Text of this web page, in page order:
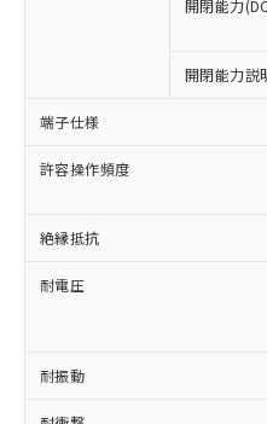
開閉能力
開閉能力説
端子仕様
許容操作頻度
絶縁抵抗
耐電圧
耐振動
ことをご了承
在庫状況およ
記載している
タに基づき作
覧された時点
準価格とは異
正式な納期状
様のお取引先
ムロン制御機
オムロン制御
販売ネ
在庫状況およ
事前の承諾な
むを得ず変更するこ
*EU RoHS指令（10物質）
鉛(Pb) 1000ppm以下、
ミウム(Cd) 100ppm以下、
六価クロム(Cr(Ⅵ))
類(PBB) 1000ppm以下、
(PBDE) 1000ppm以下、フ
ル) (DEHP)(別名：DOP)
(DIBP) 1000ppm以下
但し、RoHS指令で産業
フタル酸エステル類の４
図的な使用がないことを
「－」：未確認で
*中国RoHS10物質の基準
Pb(鉛) :1000ppm、 Hg(水
ニル類) : 1000ppm、
DBP(フタル酸ジブチル) :
イソブチル) : 1000ppm、
ル) : 1000ppm、
DEHP(フタル酸ビス(2-エ
「ｅ」：有害物質
準値以下であること
当社は、これ
為替および外
（以下｢規制
または国外へ
国政府の輸出
可)を取得する
当社は規制貨
全に破砕する
いよう必要な
当社は貴社製
ル、化学兵器
武器並びにこ
当社は、貴社
場合は、上記
該第三者に通
○ 一定数以
一定数に
在庫なし(
いては、
たはお客
機器販売